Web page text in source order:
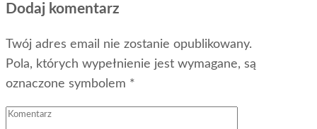
Dodaj komentarz
Twój adres email nie zostanie opublikowany.
Pola, których wypełnienie jest wymagane, są
oznaczone symbolem *